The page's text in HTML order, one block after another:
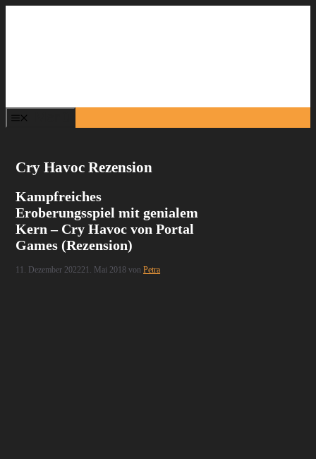
Cry Havoc Rezension
Kampfreiches
Eroberungsspiel mit genialem
Kern – Cry Havoc von Portal
Games (Rezension)
11. Dezember 202221. Mai 2018 vonPetra